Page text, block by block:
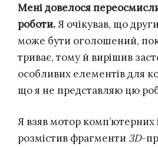
Мені довелося
роботи.Я очікував, що
може бути оголошений,
триває, тому й вирішив
особливих елементів для
що я не представляю цю
Я взяв мотор комп’ютерних
розмістив фрагменти 3D-